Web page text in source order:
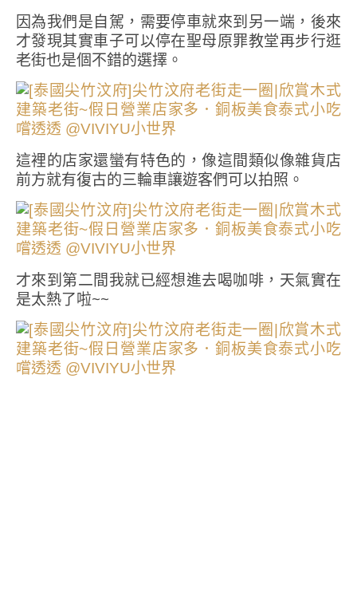
因為我們是自駕，需要停車就來到另一端，後來
才發現其實車子可以停在聖母原罪教堂再步行逛
老街也是個不錯的選擇。
這裡的店家還蠻有特色的，像這間類似像雜貨店
前方就有復古的三輪車讓遊客們可以拍照。
才來到第二間我就已經想進去喝咖啡，天氣實在
是太熱了啦~~